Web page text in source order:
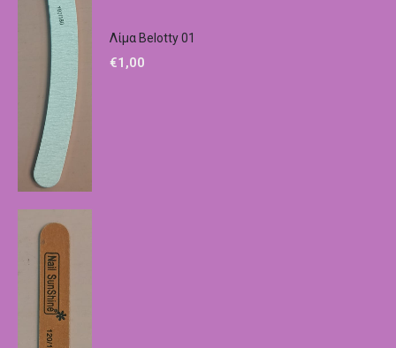
Λίμα Belotty 01
€1,00